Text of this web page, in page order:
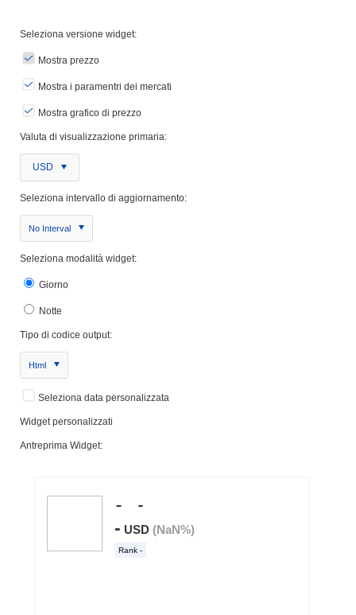
Seleziona versione widget:
Mostra prezzo
Mostra i paramentri dei mercati
Mostra grafico di prezzo
Valuta di visualizzazione primaria:
USD
Seleziona intervallo di aggiornamento:
No Interval
Seleziona modalità widget:
Giorno
Notte
Tipo di codice output:
Html
Seleziona data personalizzata
Widget personalizzati
Antreprima Widget: